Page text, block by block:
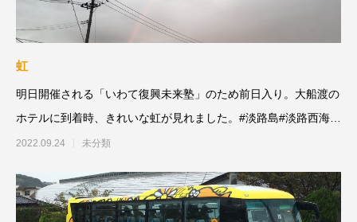
虹
明日開催される「いわて復興未来塾」のため前日入り。大船渡の
ホテルに到着時、きれいな虹が見れました。#淡路島#淡路西海岸
#北淡
2022.09.24 未分類